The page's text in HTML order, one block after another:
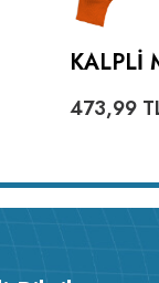
KALPLI
HOODIE
473,99